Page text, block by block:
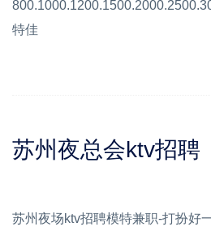
特佳
苏州夜总会ktv招聘
苏州夜场ktv招聘模特兼职-打扮好